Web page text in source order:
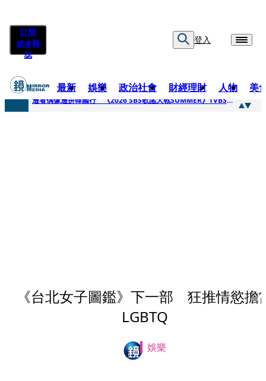
訂閱
紙本雜
誌
登入
最新 娛樂 政治社會 財經理財 人物 美
快訊
邊看偶像邊拚韓國行 《2026 SBS歌謠大戰SUMMER》TVBS直播祭追星福利
《台北女子圖鑑》下一部 狂推情慾擔
LGBTQ
娛樂